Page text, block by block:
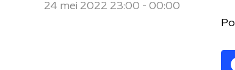
24 mei 2022 23:00 - 00:00